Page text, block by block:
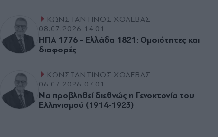
ΚΩΝΣΤΑΝΤΙΝΟΣ ΧΟΛΕΒΑΣ
08.07.2026 14:01
ΗΠΑ 1776 - Ελλάδα 1821: Ομοιότητες και
διαφορές
ΚΩΝΣΤΑΝΤΙΝΟΣ ΧΟΛΕΒΑΣ
06.07.2026 07:01
Να προβληθεί διεθνώς η Γενοκτονία του
Ελληνισµού (1914-1923)